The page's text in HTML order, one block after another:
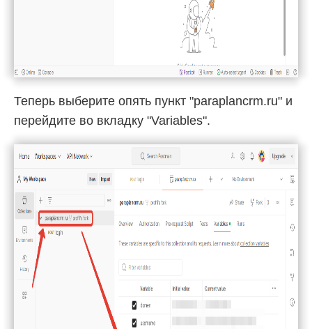
Теперь выберите опять пункт "paraplancrm.ru" и
перейдите во вкладку "Variables".